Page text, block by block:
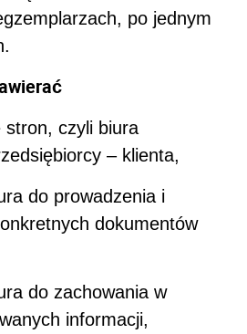
po jednym
stron, czyli biura
– klienta,
do prowadzenia i
dokumentów
do zachowania w
informacji,